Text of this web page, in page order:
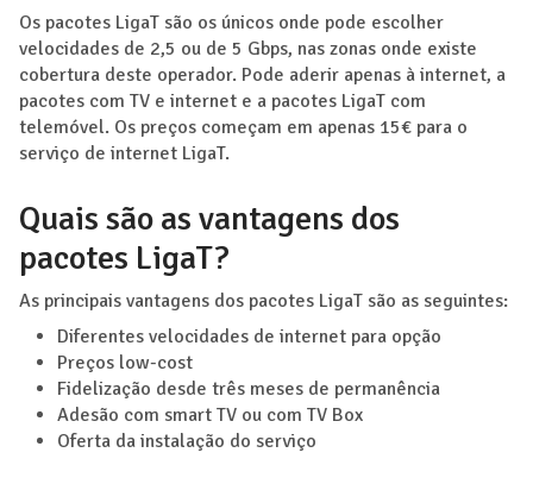
Os pacotes LigaT são os únicos onde pode escolher
velocidades de 2,5 ou de 5 Gbps, nas zonas onde existe
cobertura deste operador. Pode aderir apenas à internet, a
pacotes com TV e internet e a pacotes LigaT com
telemóvel. Os preços começam em apenas 15€ para o
serviço de internet LigaT.
Quais são as vantagens dos
pacotes LigaT?
As principais vantagens dos pacotes LigaT são as seguintes:
Diferentes velocidades de internet para opção
Preços low-cost
Fidelização desde três meses de permanência
Adesão com smart TV ou com TV Box
Oferta da instalação do serviço